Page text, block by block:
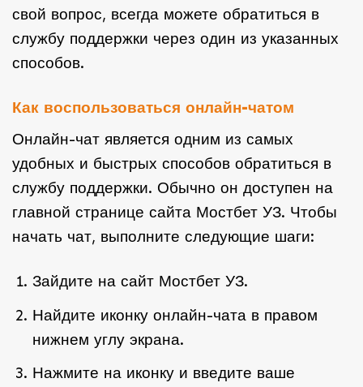
свой вопрос, всегда можете обратиться в
службу поддержки через один из указанных
способов.
Как воспользоваться онлайн-чатом
Онлайн-чат является одним из самых
удобных и быстрых способов обратиться в
службу поддержки. Обычно он доступен на
главной странице сайта Мостбет УЗ. Чтобы
начать чат, выполните следующие шаги:
Зайдите на сайт Мостбет УЗ.
Найдите иконку онлайн-чата в правом
нижнем углу экрана.
Нажмите на иконку и введите ваше